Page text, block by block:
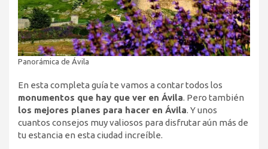
Panorámica de Ávila
En esta completa guía te vamos a contar todos los
monumentos que hay que ver en Ávila. Pero también
los mejores planes para hacer en Ávila. Y unos
cuantos consejos muy valiosos para disfrutar aún más de
tu estancia en esta ciudad increíble.